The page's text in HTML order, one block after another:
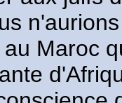
Maroc